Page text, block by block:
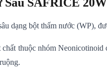
dạng bột thấm nước (WP),
thuộc nhóm